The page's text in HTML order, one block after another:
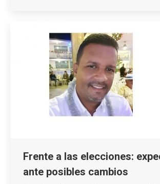
Frente a las elecciones:
ante posibles cambios